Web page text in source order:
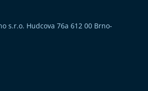
s.r.o. Hudcova 76a 612 00 Brno-